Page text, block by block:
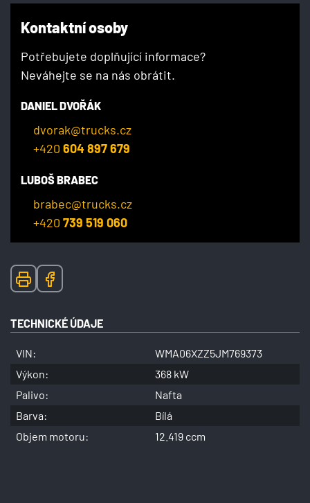
Kontaktní osoby
Potřebujete doplňující informace?
Neváhejte se na nás obrátit.
DANIEL DVOŘÁK
dvorak@trucks.cz
+420604 897 679
LUBOŠ BRABEC
brabec@trucks.cz
+420739 519 060
TECHNICKÉ ÚDAJE
VIN:
WMA06XZZ5JM769373
Výkon:
368 kW
Palivo:
Nafta
Barva:
Bílá
Objem motoru:
12.419 ccm